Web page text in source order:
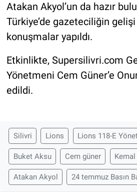
Atakan Akyol’un da hazır
Türkiye’de gazeteciliğin
konuşmalar yapıldı.
Etkinlikte, Supersilivri.com
Yönetmeni Cem Güner’e
edildi.
Silivri Lions Lions 118-E
Buket Aksu Cem güner
Atakan Akyol 24 temmuz Basın